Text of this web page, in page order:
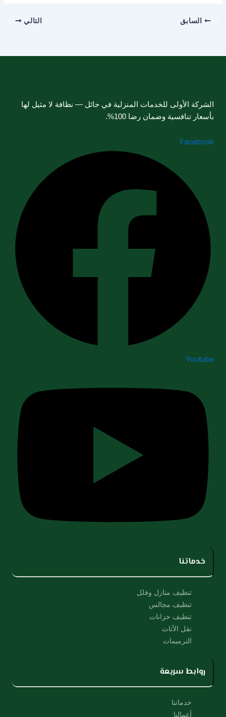
السابق التالي
الشركة الأولى للخدمات المنزلية في حائل — نظافة لا مثيل لها
بأسعار تنافسية وضمان رضا 100%.
Facebook
Youtube
خدماتنا
تنظيف منازل وفلل
تنظيف مجالس
تنظيف خزانات
نقل الأثاث
الترميمات
روابط سريعة
خدماتنا
أعمالنا